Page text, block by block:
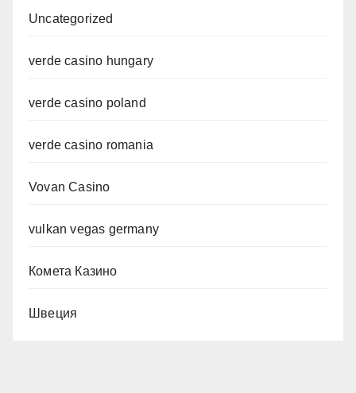
Uncategorized
verde casino hungary
verde casino poland
verde casino romania
Vovan Casino
vulkan vegas germany
Комета Казино
Швеция